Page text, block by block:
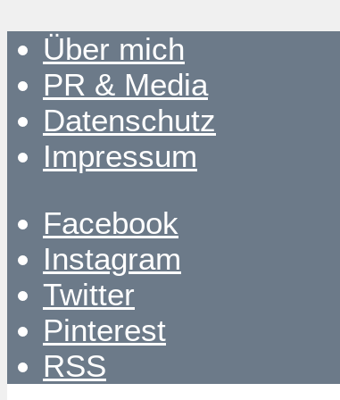
Über mich
PR & Media
Datenschutz
Impressum
Facebook
Instagram
Twitter
Pinterest
RSS